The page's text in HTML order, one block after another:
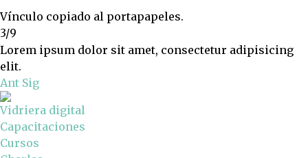
Vínculo copiado al portapapeles.
3/9
Lorem ipsum dolor sit amet, consectetur adipisicing
elit.
Ant Sig
Vidriera digital
Capacitaciones
Cursos